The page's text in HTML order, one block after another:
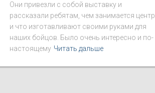
Они привезли с собой выставку и
рассказали ребятам, чем занимается центр
и что изготавливают своими руками для
наших бойцов. Было очень интересно и по-
настоящему Читать дальше